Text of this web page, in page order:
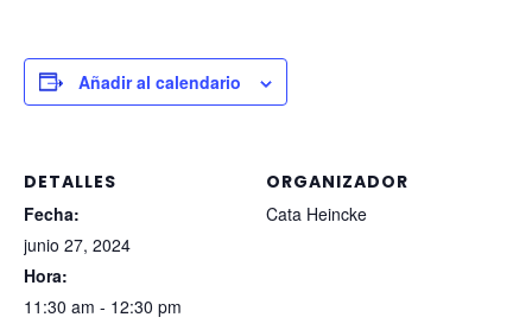
Añadir al calendario
DETALLES
Fecha:
junio 27, 2024
Hora:
11:30 am - 12:30 pm
ORGANIZADOR
Cata Heincke